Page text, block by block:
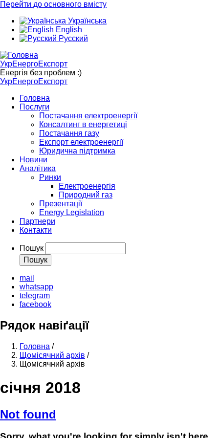
Перейти до основного вмісту
Українська
English
Русский
УкрЕнергоЕкспорт
Енергія без проблем :)
УкрЕнергоЕкспорт
Головна
Послуги
Постачання електроенергії
Консалтинг в енергетиці
Постачання газу
Експорт електроенергії
Юридична підтримка
Новини
Аналітика
Ринки
Електроенергія
Природний газ
Презентації
Energy Legislation
Партнери
Контакти
Пошук
mail
whatsapp
telegram
facebook
Рядок навіґації
Головна /
Щомісячний архів /
Щомісячний архів
січня 2018
Not found